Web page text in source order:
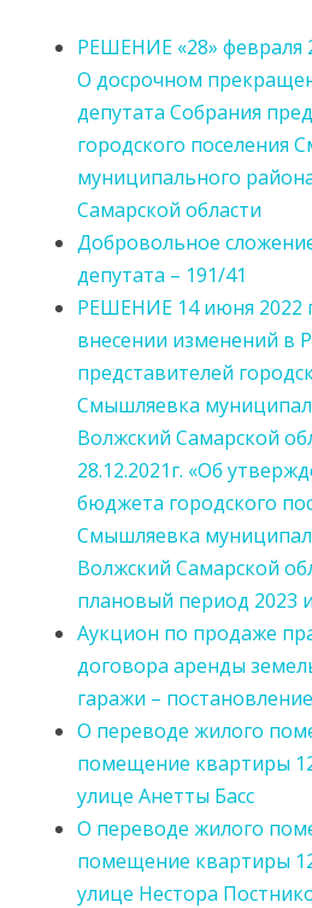
РЕШЕНИЕ «28» февраля
О досрочном
депутата Собрания
городского поселения
муниципального
Самарской области
Добровольное
депутата – 191/41
РЕШЕНИЕ 14 июня 2022
внесении изменений в
представителей
Смышляевка
Волжский Самарской
28.12.2021г. «Об
бюджета городского
Смышляевка
Волжский Самарской
плановый период 2023
Аукцион по продаже
договора аренды
гаражи –
О переводе жилого
помещение квартиры
улице Анетты Басс
О переводе жилого
помещение квартиры
улице Нестора